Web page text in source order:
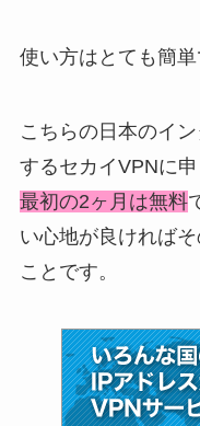
使い方はとても簡単
こちらの日本のイ
するセカイVPNに
最初の2ヶ月は無料
い心地が良ければ
ことです。